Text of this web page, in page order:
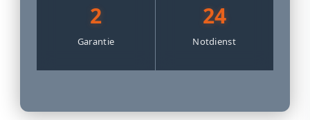
2
Garantie
24
Notdienst